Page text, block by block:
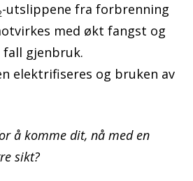
-utslippene fra forbrenning
med økt fangst og
gjenbruk.
elektrifiseres og bruken av
å komme dit, nå med en
sikt?